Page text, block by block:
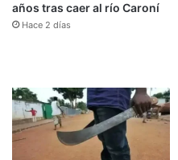
años tras caer al río Caroní
Hace 2 días